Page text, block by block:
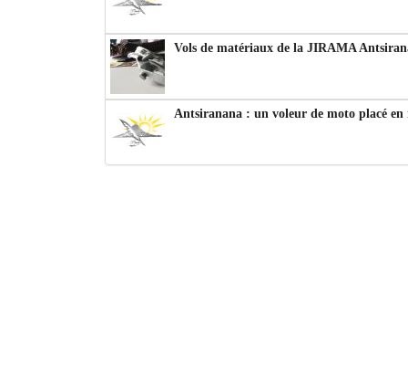
Vols de matériaux de la JIRAMA
Antsiranana : un voleur de moto placé en